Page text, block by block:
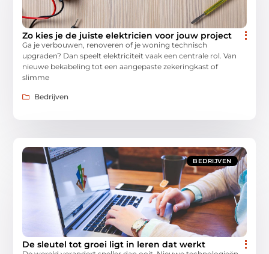
Zo kies je de juiste elektricien voor jouw project
Ga je verbouwen, renoveren of je woning technisch
upgraden? Dan speelt elektriciteit vaak een centrale rol. Van
nieuwe bekabeling tot een aangepaste zekeringkast of
slimme
Bedrijven
BEDRIJVEN
De sleutel tot groei ligt in leren dat werkt